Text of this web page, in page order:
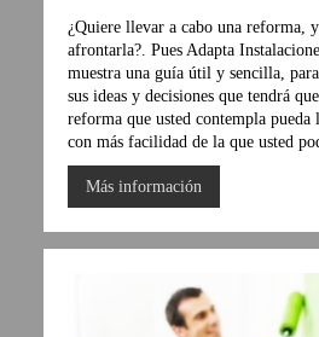
¿Quiere llevar a cabo una reforma,
afrontarla?. Pues Adapta
muestra una guía útil y sencilla,
sus ideas y decisiones que tendrá
reforma que usted contempla pueda
con más facilidad de la que usted
Más información